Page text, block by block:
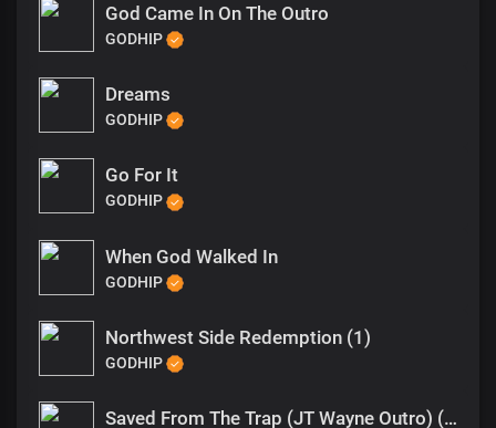
God Came In On The Outro
GODHIP
Dreams
GODHIP
Go For It
GODHIP
When God Walked In
GODHIP
Northwest Side Redemption (1)
GODHIP
Saved From The Trap (JT Wayne Outro) (1)